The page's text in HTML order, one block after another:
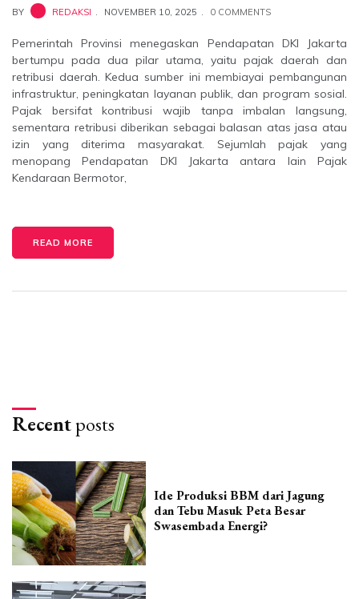
BY REDAKSI NOVEMBER 10, 2025 0 COMMENTS
Pemerintah Provinsi menegaskan Pendapatan DKI Jakarta
bertumpu pada dua pilar utama, yaitu pajak daerah dan
retribusi daerah. Kedua sumber ini membiayai pembangunan
infrastruktur, peningkatan layanan publik, dan program sosial.
Pajak bersifat kontribusi wajib tanpa imbalan langsung,
sementara retribusi diberikan sebagai balasan atas jasa atau
izin yang diterima masyarakat. Sejumlah pajak yang
menopang Pendapatan DKI Jakarta antara lain Pajak
Kendaraan Bermotor,
READ MORE
Recentposts
Ide Produksi BBM dari Jagung
dan Tebu Masuk Peta Besar
Swasembada Energi?